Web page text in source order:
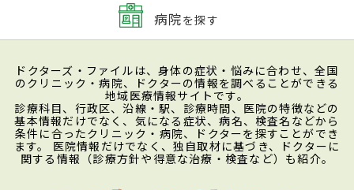
病院を探す
ドクターズ・ファイルは、身体の症状・悩みに合わせ、全国
のクリニック・病院、ドクターの情報を調べることができる
地域医療情報サイトです。
診療科目、行政区、沿線・駅、診療時間、医院の特徴などの
基本情報だけでなく、気になる症状、病名、検査名などから
条件に合ったクリニック・病院、ドクターを探すことができ
ます。 医院情報だけでなく、独自取材に基づき、ドクターに
関する情報（診療方針や得意な治療・検査など）も紹介。